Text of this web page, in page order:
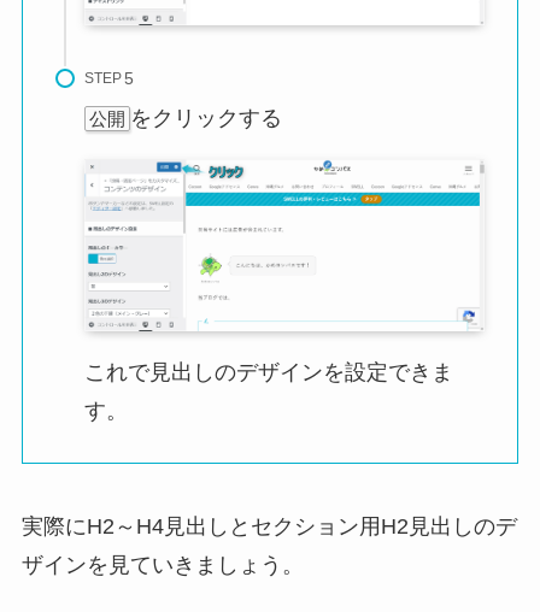
STEP
公開 をクリックする
これで見出しのデザインを設定できま
す。
実際にH2～H4見出しとセクション用H2見出しのデ
ザインを見ていきましょう。